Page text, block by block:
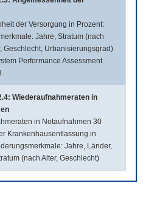
der Versorgung in Prozent:
Jahre, Stratum (nach
Geschlecht, Urbanisierungsgrad)
Performance Assessment
Wiederaufnahmeraten in
in Notaufnahmen 30
Krankenhausentlassung in
Jahre, Länder,
(nach Alter, Geschlecht)